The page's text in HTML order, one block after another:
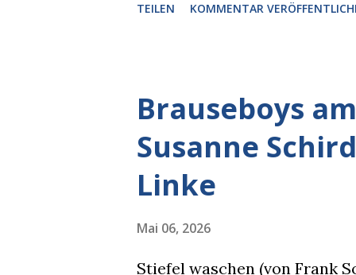
erkennen, was man anders
KI rechtslastig argumentiert.
Grok bei diversen Anfragen
TEILEN KOMMENTAR
Brauseboys
Susanne
Linke
Mai 06, 2026
Stiefel waschen (von Frank